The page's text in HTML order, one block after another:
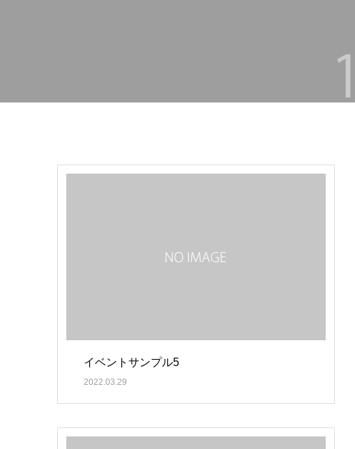
イベントサンプル5
2022.03.29